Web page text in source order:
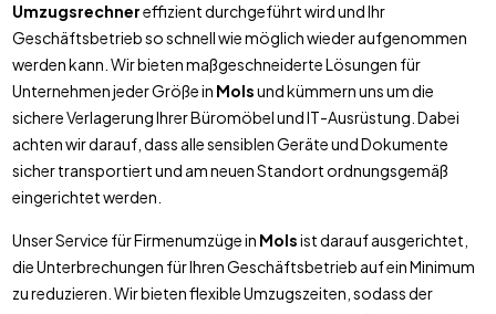
Umzugsrechnereffizient durchgeführt wird und Ihr
Geschäftsbetrieb so schnell wie möglich wieder aufgenommen
werden kann. Wir bieten maßgeschneiderte Lösungen für
Unternehmen jeder Größe in Molsund kümmern uns um die
sichere Verlagerung Ihrer Büromöbel und IT-Ausrüstung. Dabei
achten wir darauf, dass alle sensiblen Geräte und Dokumente
sicher transportiert und am neuen Standort ordnungsgemäß
eingerichtet werden.
Unser Service für Firmenumzüge in Molsist darauf ausgerichtet,
die Unterbrechungen für Ihren Geschäftsbetrieb auf ein Minimum
zu reduzieren. Wir bieten flexible Umzugszeiten, sodass der